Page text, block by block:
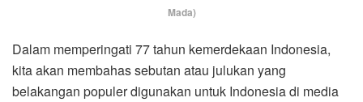
Mada)
Dalam memperingati 77 tahun kemerdekaan Indonesia,
kita akan membahas sebutan atau julukan yang
belakangan populer digunakan untuk Indonesia di media